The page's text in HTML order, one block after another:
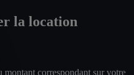
la location
montant correspondant sur votre